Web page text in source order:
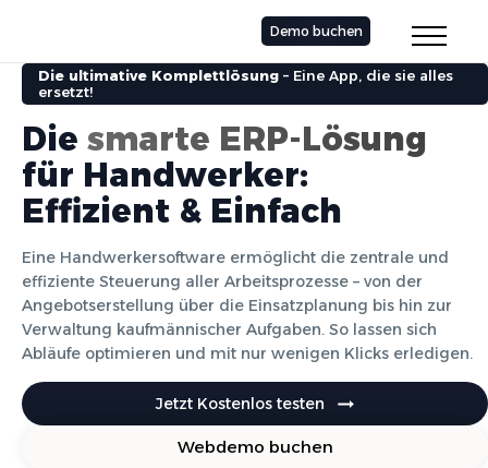
Demo buchen
Die ultimative Komplettlösung – Eine App, die sie alles
ersetzt!
Die smarte ERP-Lösung
für Handwerker:
Effizient & Einfach
Eine Handwerkersoftware ermöglicht die zentrale und
effiziente Steuerung aller Arbeitsprozesse – von der
Angebotserstellung über die Einsatzplanung bis hin zur
Verwaltung kaufmännischer Aufgaben. So lassen sich
Abläufe optimieren und mit nur wenigen Klicks erledigen.
Jetzt Kostenlos testen
Webdemo buchen